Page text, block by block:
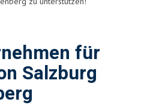
für
Salzburg